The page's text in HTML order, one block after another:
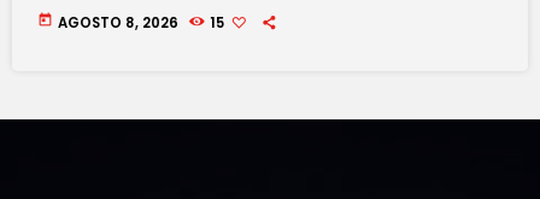
today AGOSTO 8, 2026 15